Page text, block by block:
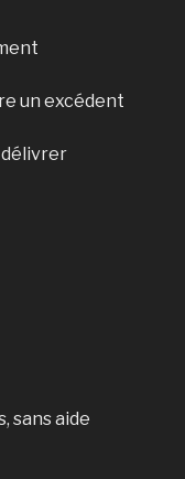
un excédent
sans aide